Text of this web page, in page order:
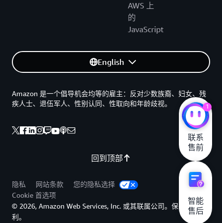
AWS 上
的
JavaScript
English
回到顶部
Amazon 是一个倡导机会均等的雇主：反对少数族裔、妇女、残
疾人士、退伍军人、性别认同、性取向和年龄歧视。
隐私 网站条款
您的隐私选择
Cookie 首选项
© 2026, Amazon Web Services, Inc. 或其联属公司。保留所有权
利。
1
联系
售前
智能
售后